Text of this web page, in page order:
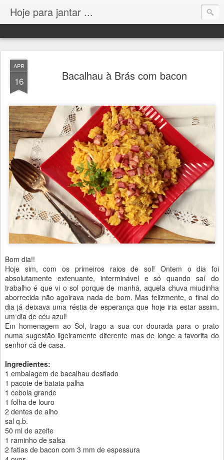
Hoje para jantar ...
APR
16 Bacalhau à Brás com bacon
Bom dia!!
Hoje sim, com os primeiros raios de sol! Ontem o dia foi
absolutamente extenuante, interminável e só quando saí do
trabalho é que vi o sol porque de manhã, aquela chuva miudinha
aborrecida não agoirava nada de bom. Mas felizmente, o final do
dia já deixava uma réstia de esperança que hoje iria estar assim,
um dia de céu azul!
Em homenagem ao Sol, trago a sua cor dourada para o prato
numa sugestão ligeiramente diferente mas de longe a favorita do
senhor cá de casa.
Ingredientes:
1 embalagem de bacalhau desfiado
1 pacote de batata palha
1 cebola grande
1 folha de louro
2 dentes de alho
sal q.b.
50 ml de azeite
1 raminho de salsa
2 fatias de bacon com 3 mm de espessura